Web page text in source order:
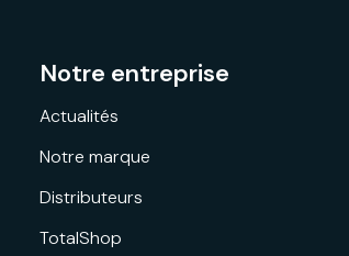
Notre entreprise
Actualités
Notre marque
Distributeurs
TotalShop